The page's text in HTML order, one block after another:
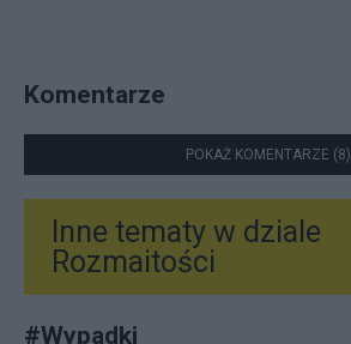
Komentarze
POKAŻ KOMENTARZE (8)
Inne tematy w dziale
Rozmaitości
#Wypadki